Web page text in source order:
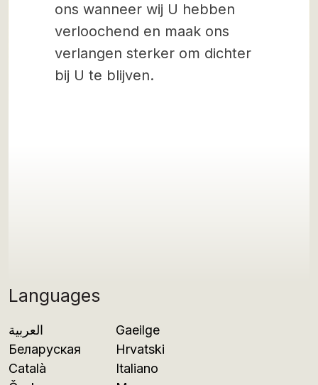
Languages
العربية
Беларуская
Català
Gaeilge
Hrvatski
Italiano
ons wanneer wij U hebben
verloochend en maak ons
verlangen sterker om dichter
bij U te blijven.